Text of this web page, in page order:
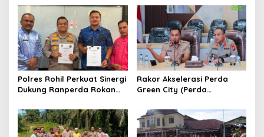
hingga Lingkar Kantor
Bupati
Padamkan Api di Pasir
Limau Kapas
Polres Rohil Perkuat Sinergi
Dukung Ranperda Rokan
Berkelanjutan
Rakor Akselerasi Perda
Green City (Perda
Pekanbaru Bersama Dinas
Lingkungan Hidup Kota
Pekanbaru dan Tim Pakar